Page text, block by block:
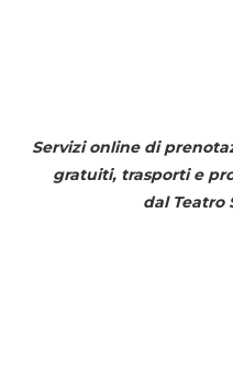
Servizi online di
gratuiti, trasporti e
dal Teatro